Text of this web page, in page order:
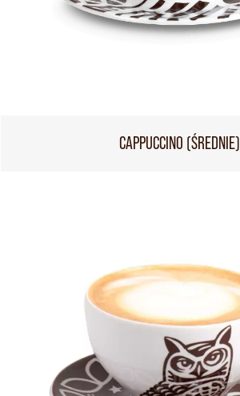
CAPPUCCINO (ŚREDNIE)